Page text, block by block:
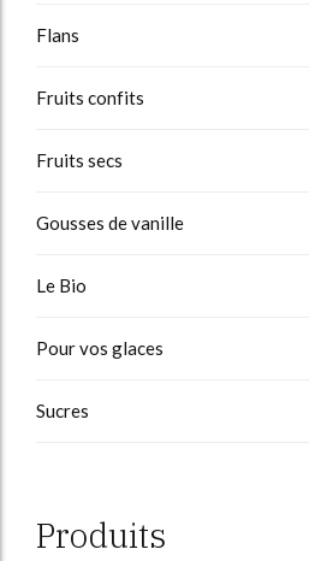
Flans
Fruits confits
Fruits secs
Gousses de vanille
Le Bio
Pour vos glaces
Sucres
Produits